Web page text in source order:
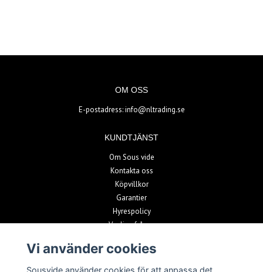
OM OSS
E-postadress:info@nltrading.se
KUNDTJÄNST
Om Sous vide
Kontakta oss
Köpvillkor
Garantier
Hyrespolicy
Vanliga frågor
Vi använder cookies
Sousvide använder cookies för att anpassa det